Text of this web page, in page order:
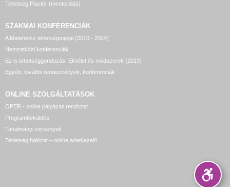
Tehetség Piactér (mentorálás)
SZAKMAI KONFERENCIÁK
A Matehetsz tehetségnapjai (2010 - 2024)
Nemzetközi konferenciák
Ez is tehetséggondozás! Elmélet és módszerek (2013)
Egyéb, további rendezvények, konferenciák
ONLINE SZOLGÁLTATÁSOK
OPER - online pályázati rendszer
Programbeküldés
Tanulmányi versenyek
Tehetség hálózat – online adatkezelő